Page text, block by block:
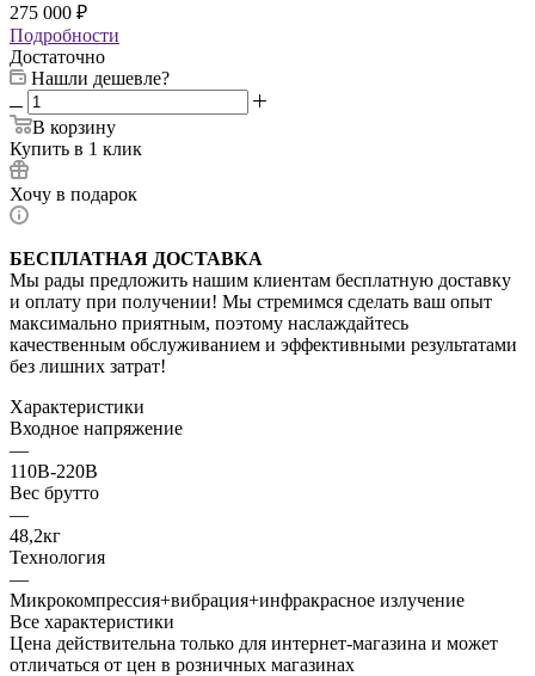
275 000 ₽
Подробности
Достаточно
Нашли дешевле?
В корзину
Купить в 1 клик
Хочу в подарок
БЕСПЛАТНАЯ ДОСТАВКА
Мы рады предложить нашим клиентам бесплатную доставку
и оплату при получении! Мы стремимся сделать ваш опыт
максимально приятным, поэтому наслаждайтесь
качественным обслуживанием и эффективными результатами
без лишних затрат!
Характеристики
Входное напряжение
—
110В-220В
Вес брутто
—
48,2кг
Технология
—
Микрокомпрессия+вибрация+инфракрасное излучение
Все характеристики
Цена действительна только для интернет-магазина и может
отличаться от цен в розничных магазинах